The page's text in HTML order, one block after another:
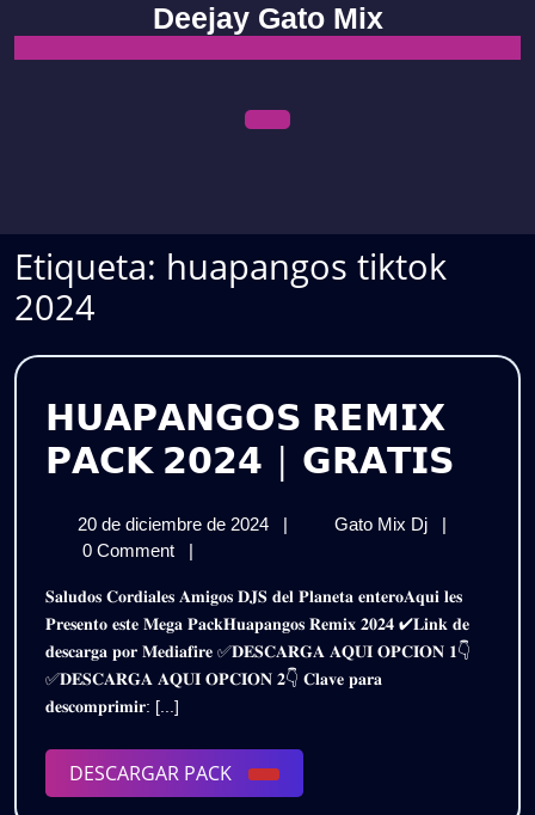
content
Deejay Gato Mix
Etiqueta: huapangos tiktok
2024
𝗛𝗨𝗔𝗣𝗔𝗡𝗚𝗢𝗦 𝗥𝗘𝗠𝗜𝗫
𝗣𝗔𝗖𝗞 𝟮𝟬𝟮𝟰 | 𝗚𝗥𝗔𝗧𝗜𝗦
|
20 de diciembre de 2024
20
de
2024
| Gato Mix Dj
𝟮𝟬𝟮𝟰
|
𝗚𝗥𝗔𝗧𝗜𝗦
|
0 Comment
|
𝐒𝐚𝐥𝐮𝐝𝐨𝐬 𝐂𝐨𝐫𝐝𝐢𝐚𝐥𝐞𝐬 𝐀𝐦𝐢𝐠𝐨𝐬 𝐃𝐉𝐒 𝐝𝐞𝐥 𝐏𝐥𝐚𝐧𝐞𝐭𝐚 𝐞𝐧𝐭𝐞𝐫𝐨𝐀𝐪𝐮𝐢 𝐥𝐞𝐬
𝐏𝐫𝐞𝐬𝐞𝐧𝐭𝐨 𝐞𝐬𝐭𝐞 𝐌𝐞𝐠𝐚 𝐏𝐚𝐜𝐤𝐇𝐮𝐚𝐩𝐚𝐧𝐠𝐨𝐬 𝐑𝐞𝐦𝐢𝐱 𝟐𝟎𝟐𝟒 ✔𝐋𝐢𝐧𝐤 𝐝𝐞
𝐝𝐞𝐬𝐜𝐚𝐫𝐠𝐚 𝐩𝐨𝐫 𝐌𝐞𝐝𝐢𝐚𝐟𝐢𝐫𝐞 ✅𝐃𝐄𝐒𝐂𝐀𝐑𝐆𝐀 𝐀𝐐𝐔𝐈 𝐎𝐏𝐂𝐈𝐎𝐍 𝟏👇
✅𝐃𝐄𝐒𝐂𝐀𝐑𝐆𝐀 𝐀𝐐𝐔𝐈 𝐎𝐏𝐂𝐈𝐎𝐍 𝟐👇 𝐂𝐥𝐚𝐯𝐞 𝐩𝐚𝐫𝐚
𝐝𝐞𝐬𝐜𝐨𝐦𝐩𝐫𝐢𝐦𝐢𝐫: [...]
DESCARGAR PACK
DESCARGAR
PACK